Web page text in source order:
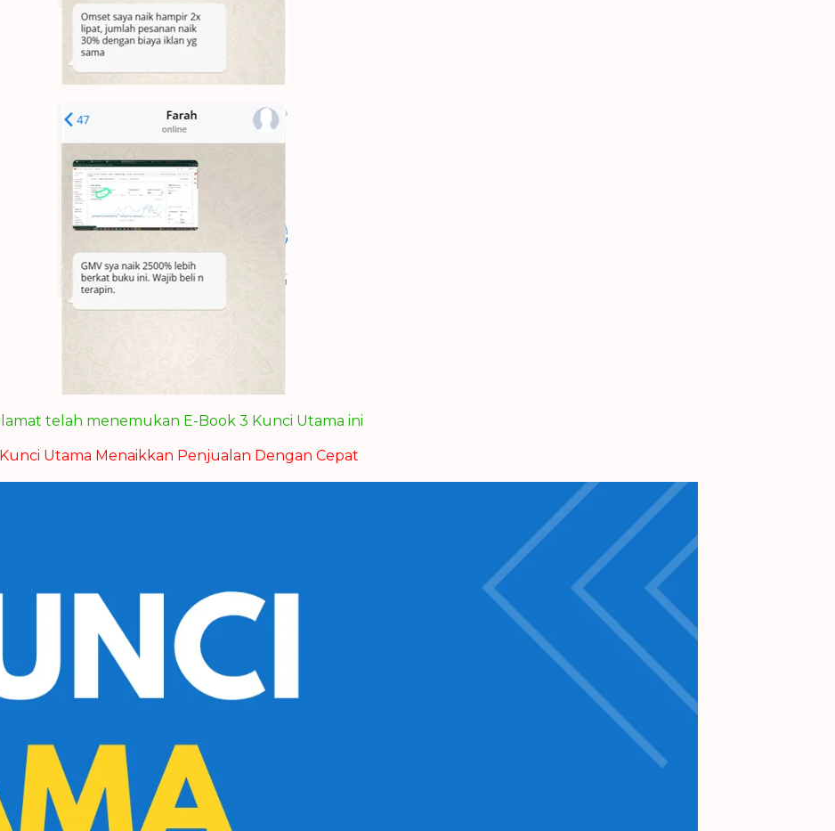
telah menemukan E-Book 3 Kunci Utama ini
Utama Menaikkan Penjualan Dengan Cepat